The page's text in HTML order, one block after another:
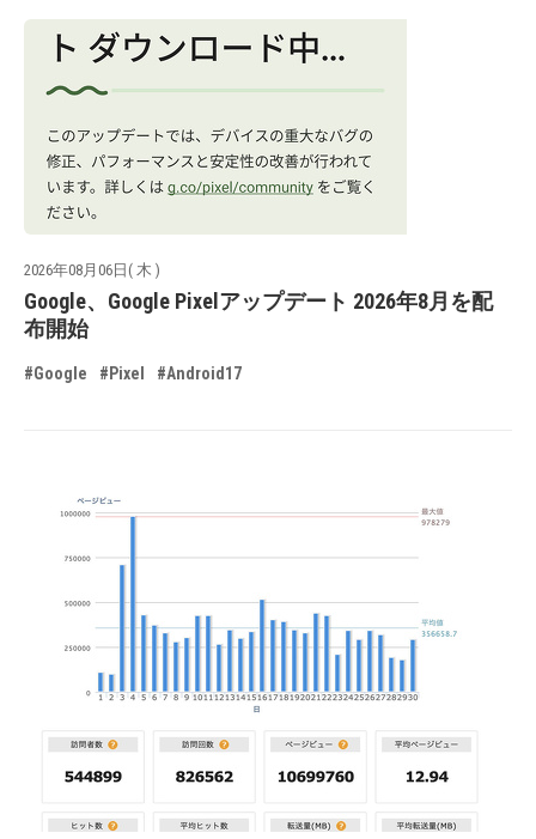
2026年08月06日( 木 )
Google、Google Pixelアップデート 2026年8月を配
布開始
#Google #Pixel #Android17